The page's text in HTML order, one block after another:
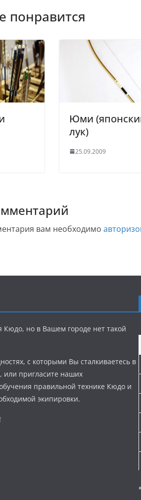
понравится
Юми
лук)
25.09.2009
вам необходимо
Кюдо, но в Вашем городе нет такой
с которыми Вы сталкиваетесь в
или пригласите наших
правильной технике Кюдо и
экипировки.